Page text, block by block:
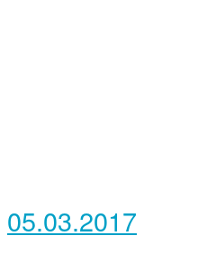
05.03.2017